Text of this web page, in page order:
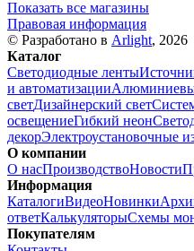
Показать все магазины
Правовая информация
© Разработано в Arlight, 2026
Каталог
Светодиодные ленты
и автоматизации
светДизайнерский свет
освещениеГибкий неон
декорЭлектроустановочные
О компании
О насПроизводствоНовости
Информация
КаталогиВидеоНовинки
ответКалькуляторыСхемы
Покупателям